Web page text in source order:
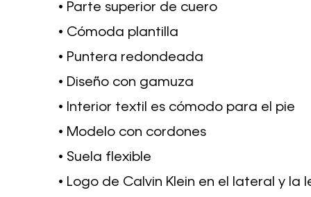
• Parte superior de cuero
• Cómoda plantilla
• Puntera redondeada
• Diseño con gamuza
• Interior textil es cómodo para el pie
• Modelo con cordones
• Suela flexible
• Logo de Calvin Klein en el lateral y la